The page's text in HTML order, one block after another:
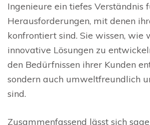
Ingenieure ein tiefes Verständnis
Herausforderungen, mit denen
konfrontiert sind. Sie wissen, wie
innovative Lösungen zu
den Bedürfnissen ihrer Kunden
sondern auch umweltfreundlich
sind.
Zusammenfassend lässt sich